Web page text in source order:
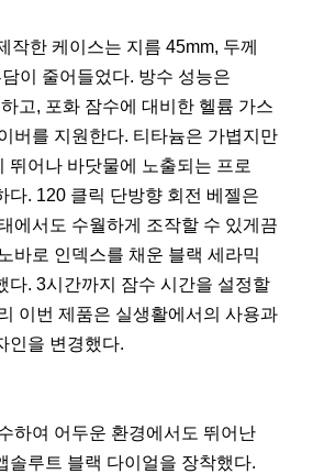
작한 케이스는 지름 45mm, 두께
이 줄어들었다. 방수 성능은
고, 포화 잠수에 대비한 헬륨 가스
버를 지원한다. 티타늄은 가볍지만
뛰어나 바닷물에 노출되는 프로
다. 120 클릭 단방향 회전 베젤은
에서도 수월하게 조작할 수 있게끔
바로 인덱스를 채운 블랙 세라믹
다. 3시간까지 잠수 시간을 설정할
이번 제품은 실생활에서의 사용과
인을 변경했다.
하여 어두운 환경에서도 뛰어난
솔루트 블랙 다이얼을 장착했다.